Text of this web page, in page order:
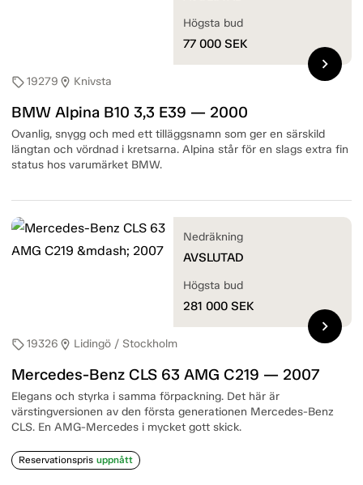
sell19279 location_on Knivsta
BMW Alpina B10 3,3 E39 — 2000
Ovanlig, snygg och med ett tilläggsnamn som ger en särskild
längtan och vördnad i kretsarna. Alpina står för en slags extra fin
status hos varumärket BMW.
Högsta bud
77 000 SEK
chevron_right
sell19326 location_on Lidingö / Stockholm
Mercedes-Benz CLS 63 AMG C219 — 2007
Elegans och styrka i samma förpackning. Det här är
värstingversionen av den första generationen Mercedes-Benz
CLS. En AMG-Mercedes i mycket gott skick.
Reservationspris uppnått
Nedräkning
AVSLUTAD
Högsta bud
281 000 SEK
chevron_right